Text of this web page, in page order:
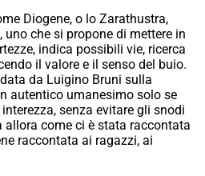
Diogene, o lo Zarathustra,
che si propone di mettere in
indica possibili vie, ricerca
il valore e il senso del buio.
da Luigino Bruni sulla
autentico umanesimo solo se
senza evitare gli snodi
come ci è stata raccontata
raccontata ai ragazzi, ai